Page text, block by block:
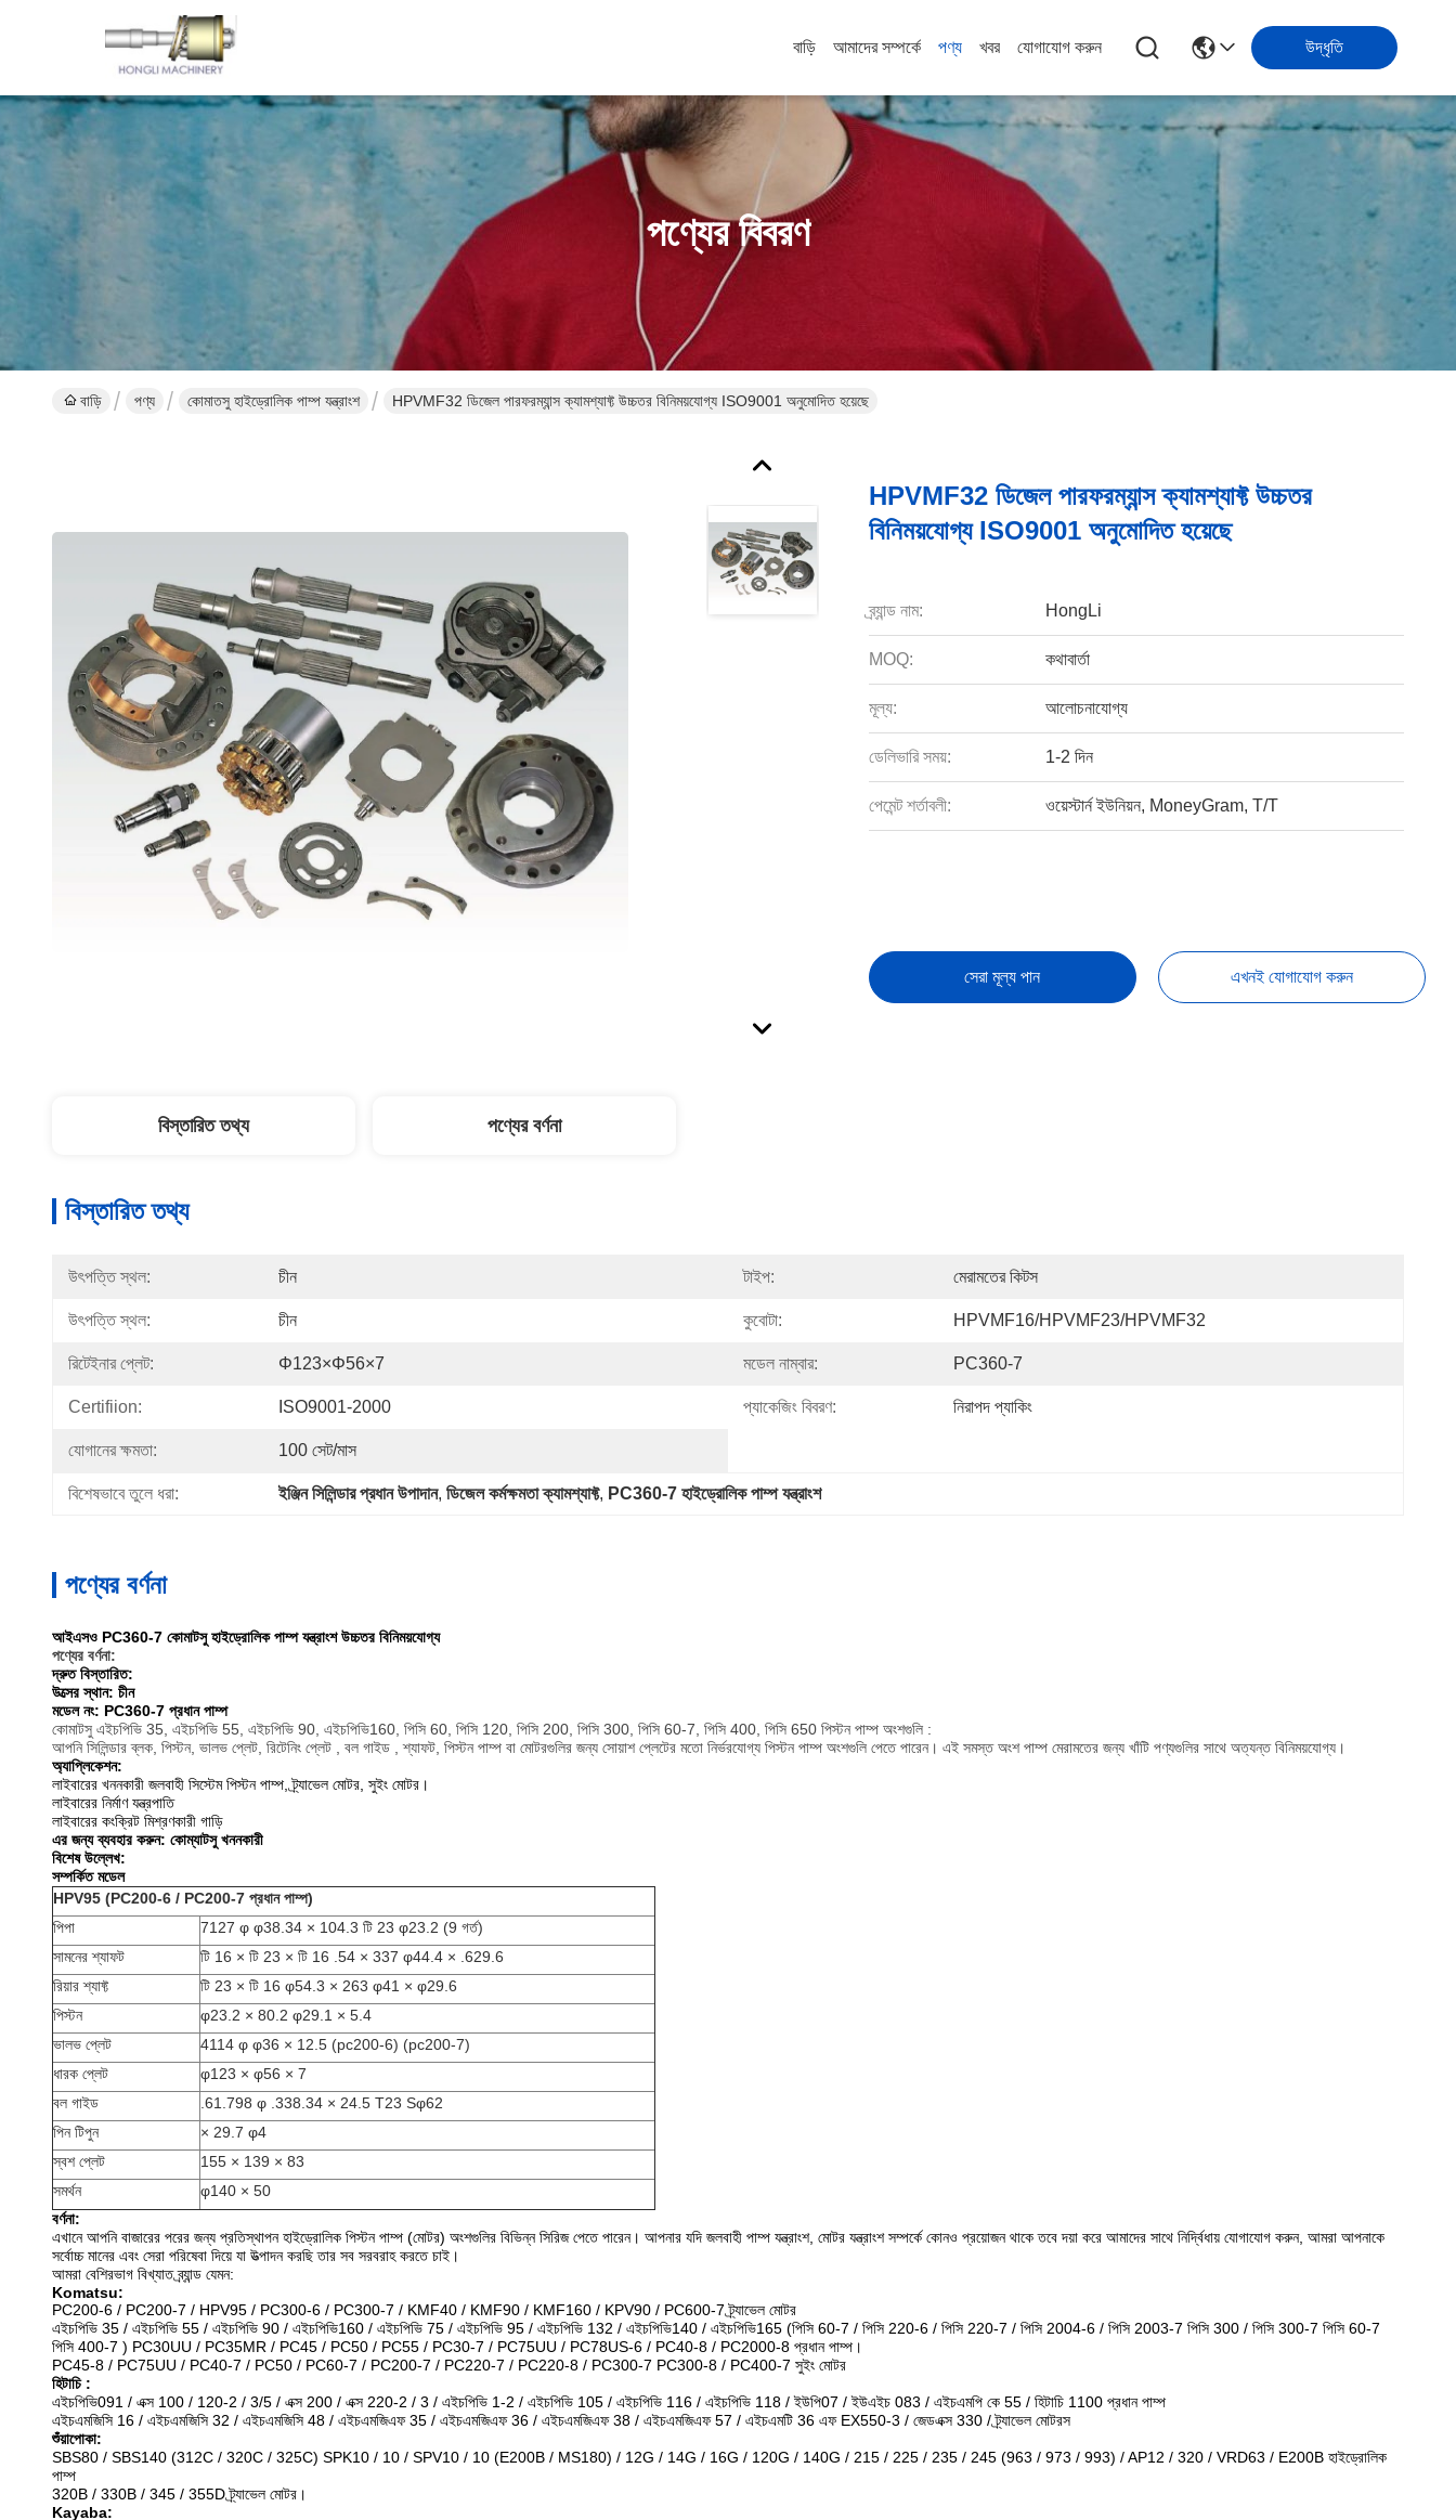
বাড়ি আমাদের সম্পর্কে পণ্য খবর যোগাযোগ করুন উদ্ধৃতি
পণ্যের বিবরণ
বাড়ি পণ্য কোমাতসু হাইড্রোলিক পাম্প যন্ত্রাংশ HPVMF32 ডিজেল পারফরম্যান্স ক্যামশ্যাফ্ট উচ্চতর বিনিময়যোগ্য ISO9001 অনুমোদিত হয়েছে
HPVMF32 ডিজেল পারফরম্যান্স ক্যামশ্যাফ্ট উচ্চতর
বিনিময়যোগ্য ISO9001 অনুমোদিত হয়েছে
ব্র্যান্ড নাম: HongLi
MOQ: কথাবার্তা
মূল্য: আলোচনাযোগ্য
ডেলিভারি সময়: 1-2 দিন
পেমেন্ট শর্তাবলী: ওয়েস্টার্ন ইউনিয়ন, MoneyGram, T/T
সেরা মূল্য পান এখনই যোগাযোগ করুন
বিস্তারিত তথ্য পণ্যের বর্ণনা
বিস্তারিত তথ্য
উৎপত্তি স্থল: চীন টাইপ: মেরামতের কিটস
উৎপত্তি স্থল: চীন কুবোটা: HPVMF16/HPVMF23/HPVMF32
রিটেইনার প্লেট: Φ123×φ56×7 মডেল নাম্বার: PC360-7
Certifiion: ISO9001-2000 প্যাকেজিং বিবরণ: নিরাপদ প্যাকিং
যোগানের ক্ষমতা: 100 সেট/মাস
বিশেষভাবে তুলে ধরা: ইঞ্জিন সিলিন্ডার প্রধান উপাদান, ডিজেল কর্মক্ষমতা ক্যামশ্যাফ্ট, PC360-7 হাইড্রোলিক পাম্প যন্ত্রাংশ
পণ্যের বর্ণনা
আইএসও PC360-7 কোমাটসু হাইড্রোলিক পাম্প যন্ত্রাংশ উচ্চতর বিনিময়যোগ্য
পণ্যের বর্ণনা:
দ্রুত বিস্তারিত:
উত্সের স্থান: চীন
মডেল নং: PC360-7 প্রধান পাম্প
কোমাটসু এইচপিভি 35, এইচপিভি 55, এইচপিভি 90, এইচপিভি160, পিসি 60, পিসি 120, পিসি 200, পিসি 300, পিসি 60-7, পিসি 400, পিসি 650 পিস্টন পাম্প অংশগুলি :
আপনি সিলিন্ডার ব্লক, পিস্টন, ভালভ প্লেট, রিটেনিং প্লেট বল গাইড , শ্যাফট, পিস্টন পাম্প বা মোটরগুলির জন্য সোয়াশ প্লেটের মতো নির্ভরযোগ্য পিস্টন পাম্প অংশগুলি পেতে পারেন। এই সমস্ত অংশ পাম্প মেরামতের জন্য খাঁটি পণ্যগুলির সাথে অত্যন্ত বিনিময়যোগ্য।
অ্যাপ্লিকেশন:
লাইবারের খননকারী জলবাহী সিস্টেম পিস্টন পাম্প, ট্র্যাভেল মোটর, সুইং মোটর।
লাইবারের নির্মাণ যন্ত্রপাতি
লাইবারের কংক্রিট মিশ্রণকারী গাড়ি
এর জন্য ব্যবহার করুন: কোম্যাটসু খননকারী
বিশেষ উল্লেখ:
সম্পর্কিত মডেল
HPV95 (PC200-6 / PC200-7 প্রধান পাম্প)
পিপা
7127 φ φ38.34 × 104.3 টি 23 φ23.2 (9 গর্ত)
সামনের শ্যাফট
টি 16 × টি 23 × টি 16 .54 × 337 φ44.4 × .629.6
রিয়ার শ্যাফ্ট
টি 23 × টি 16 φ54.3 × 263 φ41 × φ29.6
পিস্টন
φ23.2 × 80.2 φ29.1 × 5.4
ভালভ প্লেট
4114 φ φ36 × 12.5 (pc200-6) (pc200-7)
ধারক প্লেট
φ123 × φ56 × 7
বল গাইড
.61.798 φ .338.34 × 24.5 T23 Sφ62
পিন টিপুন
× 29.7 φ4
স্বশ প্লেট
155 × 139 × 83
সমর্থন
φ140 × 50
বর্ণনা:
এখানে আপনি বাজারের পরের জন্য প্রতিস্থাপন হাইড্রোলিক পিস্টন পাম্প (মোটর) অংশগুলির বিভিন্ন সিরিজ পেতে পারেন। আপনার যদি জলবাহী পাম্প যন্ত্রাংশ, মোটর যন্ত্রাংশ সম্পর্কে কোনও প্রয়োজন থাকে তবে দয়া করে আমাদের সাথে নির্দ্বিধায় যোগাযোগ করুন, আমরা আপনাকে
সর্বোচ্চ মানের এবং সেরা পরিষেবা দিয়ে যা উত্পাদন করছি তার সব সরবরাহ করতে চাই।
আমরা বেশিরভাগ বিখ্যাত ব্র্যান্ড যেমন:
Komatsu:
PC200-6 / PC200-7 / HPV95 / PC300-6 / PC300-7 / KMF40 / KMF90 / KMF160 / KPV90 / PC600-7 ট্র্যাভেল মোটর
এইচপিভি 35 / এইচপিভি 55 / এইচপিভি 90 / এইচপিভি160 / এইচপিভি 75 / এইচপিভি 95 / এইচপিভি 132 / এইচপিভি140 / এইচপিভি165 (পিসি 60-7 / পিসি 220-6 / পিসি 220-7 / পিসি 2004-6 / পিসি 2003-7 পিসি 300 / পিসি 300-7 পিসি 60-7
পিসি 400-7 ) PC30UU / PC35MR / PC45 / PC50 / PC55 / PC30-7 / PC75UU / PC78US-6 / PC40-8 / PC2000-8 প্রধান পাম্প।
PC45-8 / PC75UU / PC40-7 / PC50 / PC60-7 / PC200-7 / PC220-7 / PC220-8 / PC300-7 PC300-8 / PC400-7 সুইং মোটর
হিটাচি :
এইচপিভি091 / এক্স 100 / 120-2 / 3/5 / এক্স 200 / এক্স 220-2 / 3 / এইচপিভি 1-2 / এইচপিভি 105 / এইচপিভি 116 / এইচপিভি 118 / ইউপি07 / ইউএইচ 083 / এইচএমপি কে 55 / হিটাচি 1100 প্রধান পাম্প
এইচএমজিসি 16 / এইচএমজিসি 32 / এইচএমজিসি 48 / এইচএমজিএফ 35 / এইচএমজিএফ 36 / এইচএমজিএফ 38 / এইচএমজিএফ 57 / এইচএমটি 36 এফ EX550-3 / জেডএক্স 330 / ট্র্যাভেল মোটরস
শুঁয়াপোকা:
SBS80 / SBS140 (312C / 320C / 325C) SPK10 / 10 / SPV10 / 10 (E200B / MS180) / 12G / 14G / 16G / 120G / 140G / 215 / 225 / 235 / 245 (963 / 973 / 993) / AP12 / 320 / VRD63 / E200B হাইড্রোলিক
পাম্প
320B / 330B / 345 / 355D ট্র্যাভেল মোটর।
Kayaba: